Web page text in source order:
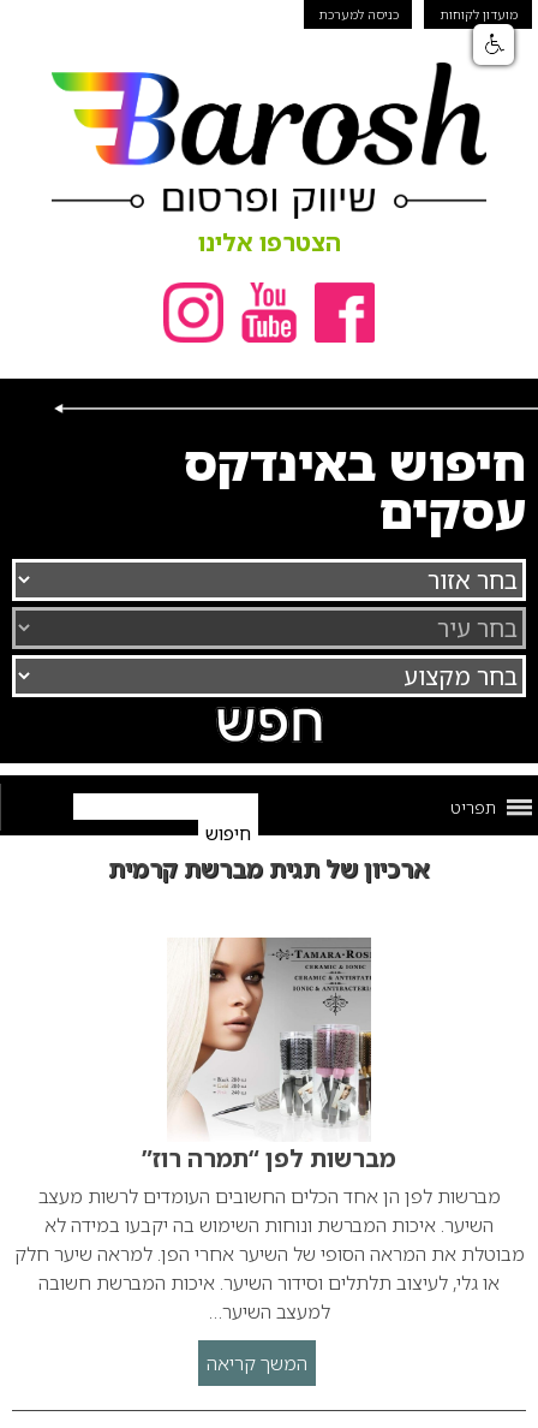
מועדון לקוחות כניסה למערכת
הצטרפו אלינו
חיפוש באינדקס
עסקים
תפריט
ארכיון של תגית מברשת קרמית
מברשות לפן “תמרה רוז”
מברשות לפן הן אחד הכלים החשובים העומדים לרשות מעצב
השיער. איכות המברשת ונוחות השימוש בה יקבעו במידה לא
מבוטלת את המראה הסופי של השיער אחרי הפן. למראה שיער חלק
או גלי, לעיצוב תלתלים וסידור השיער. איכות המברשת חשובה
למעצב השיער…
המשך קריאה